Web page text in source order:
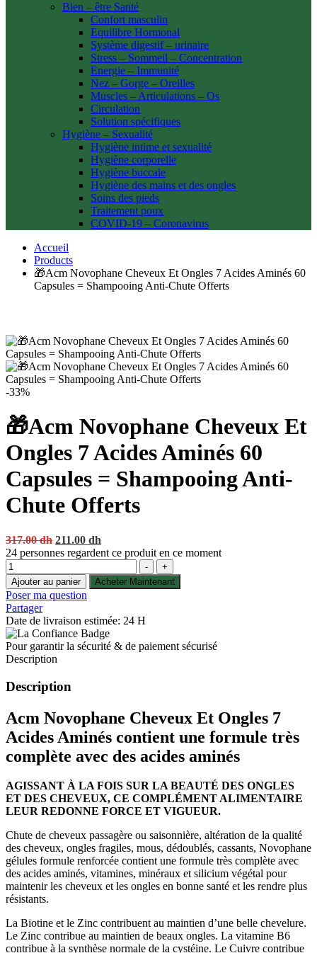
Bien – être Santé
Confort masculin
Equilibre Hormonal
Système digestif – urinaire
Stress – Sommeil – Concentration
Energie – Immunité
Nez – Gorge – Oreilles
Muscles – Articulations – Os
Circulation
Solution spécifiques
Hygiène – Sexualité
Hygiène intime et sexualité
Hygiène corporelle
Hygiène buccale
Hygiène des mains et des ongles
Soins des pieds
Traitement poux
COVID-19 – Coronavirus
Accueil
Products
🎁Acm Novophane Cheveux Et Ongles 7 Acides Aminés 60
Capsules = Shampooing Anti-Chute Offerts
-33%
🎁Acm Novophane Cheveux Et
Ongles 7 Acides Aminés 60
Capsules = Shampooing Anti-
Chute Offerts
317.00dh Original
price
317.00 dh.
211.00 dh
price
211.00 dh.
24 personnes regardent ce produit en ce moment
Quantité
-
+
Ajouter au panier
Acheter Maintenant
Poser ma question
Partager
Date de livraison estimée: 24 H
Pour garantir la sécurité & de paiement sécurisé
Description
Description
Acm Novophane Cheveux Et Ongles 7
Acides Aminés contient une formule très
complète avec des acides aminés
AGISSANT À LA FOIS SUR LA BEAUTÉ DES ONGLES
ET DES CHEVEUX, CE COMPLÉMENT ALIMENTAIRE
LEUR REDONNE FORCE ET VIGUEUR.
Chute de cheveux passagère ou saisonnière, altération de la qualité
des cheveux, ongles fragiles, mous, dédoublés, cassants, Novophane
gélules formule renforcée contient une formule très complète avec
des acides aminés, vitamines, minéraux et silicium végétal pour
maintenir les cheveux et les ongles en bonne santé et les rendre plus
résistants.
La Biotine et le Zinc contribuent au maintien d’une belle chevelure.
Le Zinc contribue au maintien de beaux ongles. La vitamine B6
contribue à la synthèse normale de la cystéine. Le Cuivre contribue